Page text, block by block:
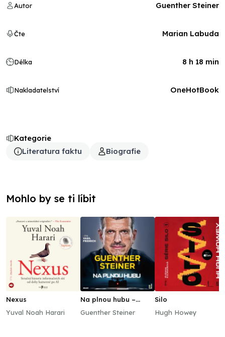
Kategorie
Literatura faktu
Biografie
Autor Guenther Steiner
Čte Marian Labuda
Délka 8 h 18 min
Nakladatelství OneHotBook
Mohlo by se ti líbit
Nexus
Yuval Noah Harari
Na plnou hubu –
formuli 1
Guenther Steiner
Silo
Hugh Howey